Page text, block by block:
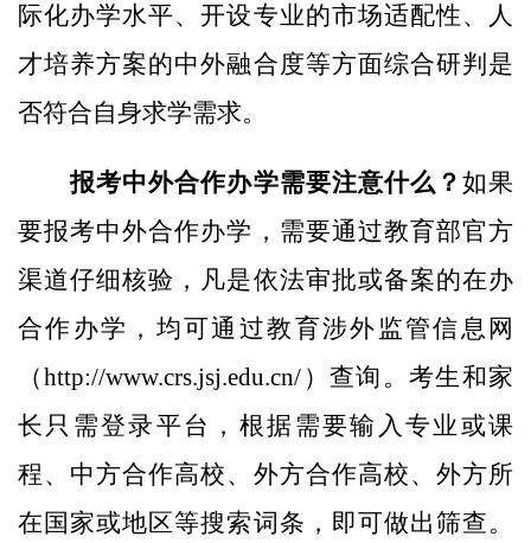
际化办学水平、开设专业的市场适配性、人
才培养方案的中外融合度等方面综合研判是
否符合自身求学需求。
报考中外合作办学需要注意什么？ 如果
要报考中外合作办学，需要通过教育部官方
渠道仔细核验，凡是依法审批或备案的在办
合作办学，均可通过教育涉外监管信息网
（http://www.crs.jsj.edu.cn/）查询。考生和家
长只需登录平台，根据需要输入专业或课
程、中方合作高校、外方合作高校、外方所
在国家或地区等搜索词条，即可做出筛查。